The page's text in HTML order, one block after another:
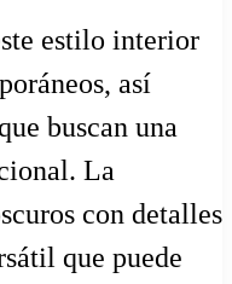
estilo interior
así
buscan una
La
con detalles
que puede